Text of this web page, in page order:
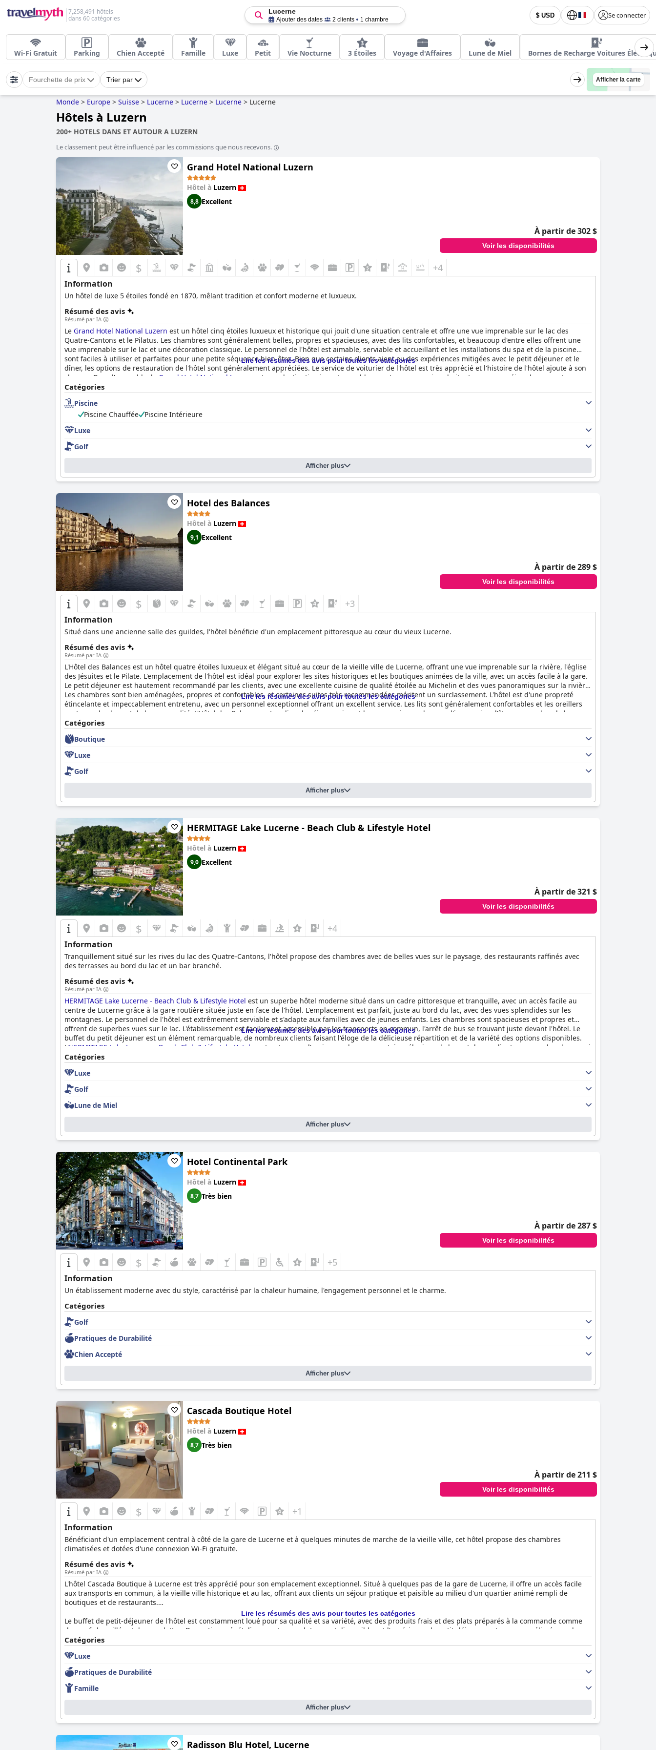
7,258,491 hôtels
dans 60 catégories
$ USD Se connecter
Lucerne
Ajouter des dates 2 clients 1 chambre
Wi-Fi Gratuit Parking Chien Accepté Famille Luxe Petit Vie Nocturne 3 Étoiles Voyage d'Affaires Lune de Miel Bornes de Recharge Voitures
Fourchette de prix Trier par Afficher la carte
Monde > Europe > Suisse > Lucerne > Lucerne > Lucerne > Lucerne
Hôtels à Luzern
200+ HOTELS DANS ET AUTOUR A LUZERN
Le classement peut être influencé par les commissions que nous recevons.
Grand Hotel National Luzern
Hôtel à Luzern
8,8 Excellent
À partir de 302 $
Voir les disponibilités
$ +4
Information
Un hôtel de luxe 5 étoiles fondé en 1870, mêlant tradition et confort moderne et luxueux.
Résumé des avis
Résumé par IA
Le Grand Hotel National Luzern est un hôtel cinq étoiles luxueux et historique qui jouit d'une situation centrale et offre une vue imprenable sur le lac des
Quatre-Cantons et le Pilatus. Les chambres sont généralement belles, propres et spacieuses, avec des lits confortables, et beaucoup d'entre elles offrent une
vue imprenable sur le lac et une décoration classique. Le personnel de l'hôtel est aimable, serviable et accueillant et les installations du spa et de la piscine
sont faciles à utiliser et parfaites pour une petite séquence bien-être. Bien que certains clients aient eu des expériences mitigées avec le petit déjeuner et le
dîner, les options de restauration de l'hôtel sont généralement appréciées. Le service de voiturier de l'hôtel est très apprécié et l'histoire de l'hôtel ajoute à son
charme. Dans l'ensemble, le
Grand Hotel National Luzern
est une destination incontournable pour tous ceux qui souhaitent passer un séjour luxueux et
historique à Lucerne.
Lire les résumés des avis pour toutes les catégories
Catégories
Piscine
Piscine Chauffée
Piscine Intérieure
Luxe
Golf
Afficher plus
Hotel des Balances
Hôtel à Luzern
9,1 Excellent
À partir de 289 $
Voir les disponibilités
$ +3
Information
Situé dans une ancienne salle des guildes, l'hôtel bénéficie d'un emplacement pittoresque au cœur du vieux Lucerne.
Résumé des avis
Résumé par IA
L'Hôtel des Balances est un hôtel quatre étoiles luxueux et élégant situé au cœur de la vieille ville de Lucerne, offrant une vue imprenable sur la rivière, l'église
des Jésuites et le Pilate. L'emplacement de l'hôtel est idéal pour explorer les sites historiques et les boutiques animées de la ville, avec un accès facile à la gare.
Le petit déjeuner est hautement recommandé par les clients, avec une excellente cuisine de qualité étoilée au Michelin et des vues panoramiques sur la rivière.
Les chambres sont bien aménagées, propres et confortables, et certaines suites très recommandées méritent un surclassement. L'hôtel est d'une propreté
étincelante et impeccablement entretenu, avec un personnel exceptionnel offrant un excellent service. Les lits sont généralement confortables et les oreillers
sont grands, doux et de bonne qualité. L'Hôtel des Balances est un lieu de séjour vraiment luxueux qui vous donnera l'impression d'être un membre de la
famille royale, avec un service de premier ordre comparable à celui d'un hôtel 5 étoiles. Malgré son prix élevé, les clients s'accordent à dire qu'il en vaut la
peine. Dans l'ensemble, l'Hôtel des Balances est un hôtel magnifiquement luxueux qui vaut la peine d'être visité.
Lire les résumés des avis pour toutes les catégories
Catégories
Boutique
Luxe
Golf
Afficher plus
HERMITAGE Lake Lucerne - Beach Club & Lifestyle Hotel
Hôtel à Luzern
9,0 Excellent
À partir de 321 $
Voir les disponibilités
$ +4
Information
Tranquillement situé sur les rives du lac des Quatre-Cantons, l'hôtel propose des chambres avec de belles vues sur le paysage, des restaurants raffinés avec
des terrasses au bord du lac et un bar branché.
Résumé des avis
Résumé par IA
HERMITAGE Lake Lucerne - Beach Club & Lifestyle Hotel est un superbe hôtel moderne situé dans un cadre pittoresque et tranquille, avec un accès facile au
centre de Lucerne grâce à la gare routière située juste en face de l'hôtel. L'emplacement est parfait, juste au bord du lac, avec des vues splendides sur les
montagnes. Le personnel de l'hôtel est extrêmement serviable et s'adapte aux familles avec de jeunes enfants. Les chambres sont spacieuses et propres et
offrent de superbes vues sur le lac. L'établissement est facilement accessible par les transports en commun, l'arrêt de bus se trouvant juste devant l'hôtel. Le
buffet du petit déjeuner est un élément remarquable, de nombreux clients faisant l'éloge de la délicieuse répartition et de la variété des options disponibles.
L'HERMITAGE Lake Lucerne - Beach Club & Lifestyle Hotel peut se targuer d'avoir reçu des commentaires élogieux de la part de ses clients sur ses chambres, qui
présentent une belle décoration et offrent toutes une vue imprenable sur le lac. L'hôtel est un excellent choix pour ceux qui recherchent un séjour propre et
confortable dans un endroit pittoresque. Le personnel est décrit comme étant serviable, courtois et extrêmement amical dans plusieurs langues, offrant un
service clientèle exceptionnel et faisant en sorte que les clients se sentent appréciés et à l'aise. L'
dispose
également d'un espace de bien-être impressionnant avec un centre de remise en forme et un spa. L'hôtel est un excellent choix pour les familles avec enfants,
avec un personnel amical et serviable et des chambres spacieuses et propres offrant beaucoup d'espace aux familles. Les lits sont également très appréciés
pour leur confort et la qualité de la literie et des draps. Dans l'ensemble, l'hôtel
pour ceux qui recherchent le luxe en voyage, avec des équipements exceptionnels et un service 5 étoiles de premier ordre.
Lire les résumés des avis pour toutes les catégories
Catégories
Luxe
Golf
Lune de Miel
Afficher plus
Hotel Continental Park
Hôtel à Luzern
8,7 Très bien
À partir de 287 $
Voir les disponibilités
$ +5
Information
Un établissement moderne avec du style, caractérisé par la chaleur humaine, l'engagement personnel et le charme.
Catégories
Golf
Pratiques de Durabilité
Chien Accepté
Afficher plus
Cascada Boutique Hotel
Hôtel à Luzern
8,7 Très bien
À partir de 211 $
Voir les disponibilités
$ +1
Information
Bénéficiant d'un emplacement central à côté de la gare de Lucerne et à quelques minutes de marche de la vieille ville, cet hôtel propose des chambres
climatisées et dotées d'une connexion Wi-Fi gratuite.
Résumé des avis
Résumé par IA
L'hôtel Cascada Boutique à Lucerne est très apprécié pour son emplacement exceptionnel. Situé à quelques pas de la gare de Lucerne, il offre un accès facile
aux transports en commun, à la vieille ville historique et au lac, offrant aux clients un séjour pratique et paisible au milieu d'un quartier animé rempli de
boutiques et de restaurants.
Le buffet de petit-déjeuner de l'hôtel est constamment loué pour sa qualité et sa variété, avec des produits frais et des plats préparés à la commande comme
des œufs brouillés et des omelettes. Des options végétaliennes et sans gluten sont disponibles et l'expérience du petit-déjeuner est encore améliorée par le
personnel amical et serviable. De même, le restaurant Bolero est réputé pour son exquise cuisine espagnole, recevant des notes élevées tant pour la nourriture
que pour le service.
Les chambres du
Cascada Boutique Hotel
Bien que certaines petites chambres puissent sembler exiguës, l'ambiance générale reste agréable. L'engagement de l'hôtel envers la propreté est évident
partout, de nombreux clients soulignant l'état impeccable des chambres et des espaces communs.
est fréquemment décrit comme extraordinairement amical et serviable, améliorant considérablement l'expérience
client. Le personnel de la réception, ainsi que le personnel du restaurant et du petit-déjeuner, sont reconnus pour leur attention et leur professionnalisme,
plusieurs membres du personnel recevant des éloges pour leur service exceptionnel.
Bien que le WiFi gratuit ait reçu des critiques mitigées en raison de problèmes de signal, l'emplacement stratégique de l'hôtel et les options WiFi
Lire les résumés des avis pour toutes les catégories
Catégories
Luxe
Pratiques de Durabilité
Famille
Afficher plus
Radisson Blu Hotel, Lucerne